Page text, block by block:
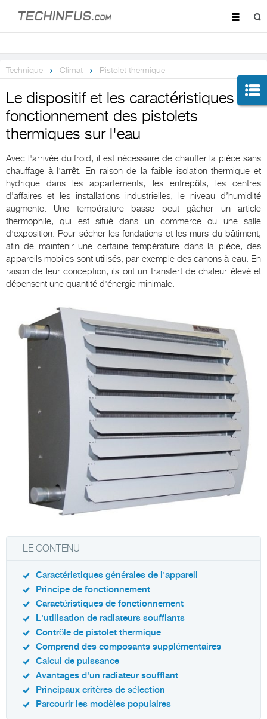
Technique Climat Pistolet thermique
Le dispositif et les caractéristiques du
fonctionnement des pistolets
thermiques sur l'eau
Avec l'arrivée du froid, il est nécessaire de chauffer la pièce sans
chauffage à l'arrêt. En raison de la faible isolation thermique et
hydrique dans les appartements, les entrepôts, les centres
d’affaires et les installations industrielles, le niveau d’humidité
augmente. Une température basse peut gâcher un article
thermophile, qui est situé dans un commerce ou une salle
d'exposition. Pour sécher les fondations et les murs du bâtiment,
afin de maintenir une certaine température dans la pièce, des
appareils mobiles sont utilisés, par exemple des canons à eau. En
raison de leur conception, ils ont un transfert de chaleur élevé et
dépensent une quantité d'énergie minimale.
LE CONTENU
Caractéristiques générales de l'appareil
Principe de fonctionnement
Caractéristiques de fonctionnement
L'utilisation de radiateurs soufflants
Contrôle de pistolet thermique
Comprend des composants supplémentaires
Calcul de puissance
Avantages d'un radiateur soufflant
Principaux critères de sélection
Parcourir les modèles populaires